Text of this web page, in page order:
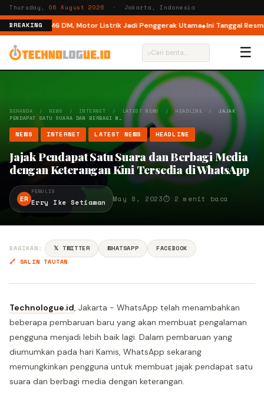
Thursday,06 August 2026 · Jakarta, Indonesia
BREAKING
Mode di M6 DM, Motor Listrik Jadi Penggerak Utama Ini Tanggal Resmi
⌕ ☰
BERANDA / NEWS / INTERNET / LATEST NEWS /HEADLINE /JAJAK
PENDAPAT SATU SUARA DAN BERBAGI M…
NEWS INTERNET LATEST NEWS HEADLINE
Jajak Pendapat Satu Suara dan Berbagi Media
dengan Keterangan Kini Tersedia di WhatsApp
ER
PENULIS
Erry Ike Setiawan May 8, 2023⏱ 2 menit baca
BAGIKAN: 𝕏 TWITTER WHATSAPP
FACEBOOK
🔗 SALIN TAUTAN
Technologue.id, Jakarta - WhatsApp telah menambahkan
beberapa pembaruan baru yang akan membuat pengalaman
pengguna menjadi lebih baik lagi. Dalam pembaruan yang
diumumkan pada hari Kamis, WhatsApp sekarang
memungkinkan pengguna untuk membuat jajak pendapat satu
suara dan berbagi media dengan keterangan.